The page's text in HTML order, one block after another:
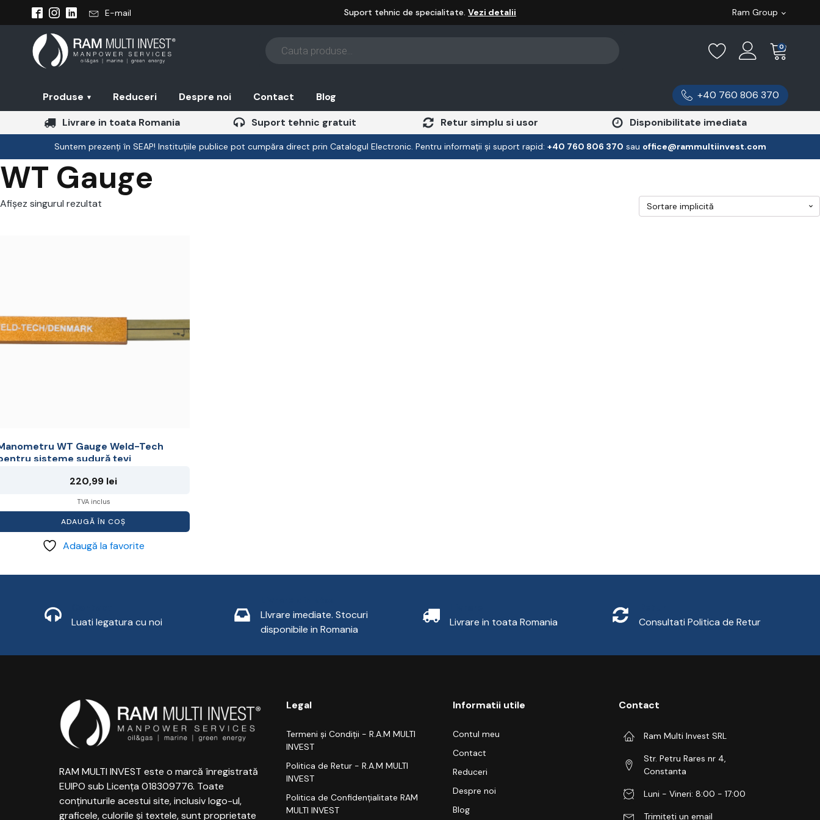
E-mail Suport tehnic de specialitate.Vezi detalii Ram Group
Products
search
0
Produse ▾ Reduceri Despre noi Contact Blog +40 760 806 370
Livrare in toata Romania Suport tehnic gratuit Retur simplu si usor Disponibilitate imediata
Suntem prezenți în SEAP! Instituțiile publice pot cumpăra direct prin Catalogul Electronic. Pentru informații și suport rapid: ‪+40 760 806 370 ‬ sau office@rammultiinvest.com
WT Gauge
Afișez singurul rezultat
WT Gauge Weld-Tech
sisteme sudură țevi
220,99 lei
TVA inclus
ADAUGĂ ÎN COȘ
Adaugă la favorite
Luati legatura cu noi
LIvrare imediate. Stocuri
disponibile in Romania
Livrare in toata Romania
Consultati Politica de Retur
RAM MULTI INVEST este o marcă înregistrată
EUIPO sub Licența 018309776. Toate
conținuturile acestui site, inclusiv logo-ul,
graficele, culorile și textele, sunt proprietate
Legal
Termeni și Condiții - R.A.M MULTI
INVEST
Politica de Retur - R.A.M MULTI
INVEST
Politica de Confidențialitate RAM
MULTI INVEST
Informatii utile
Contul meu
Contact
Reduceri
Despre noi
Blog
Contact
Ram Multi Invest SRL
Str. Petru Rares nr 4,
Constanta
Luni - Vineri: 8:00 - 17:00
Trimiteti un email